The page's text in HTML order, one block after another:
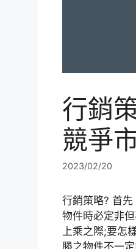
行銷
競爭
2023/02/20
行銷策略? 首
物件時必定非
上乘之際;要怎